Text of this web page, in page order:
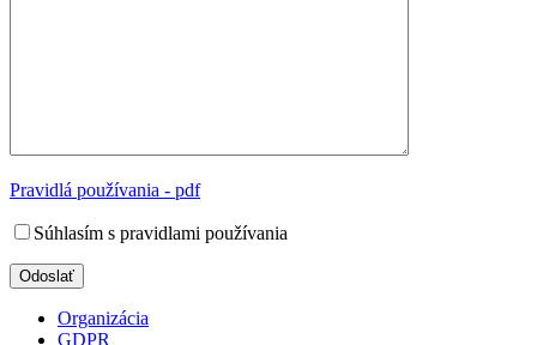
Pravidlá používania - pdf
Súhlasím s pravidlami používania
Organizácia
GDPR